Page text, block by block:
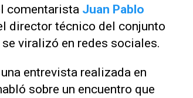
comentarista Juan Pablo
director técnico del conjunto
viralizó en redes sociales.
entrevista realizada en
sobre un encuentro que